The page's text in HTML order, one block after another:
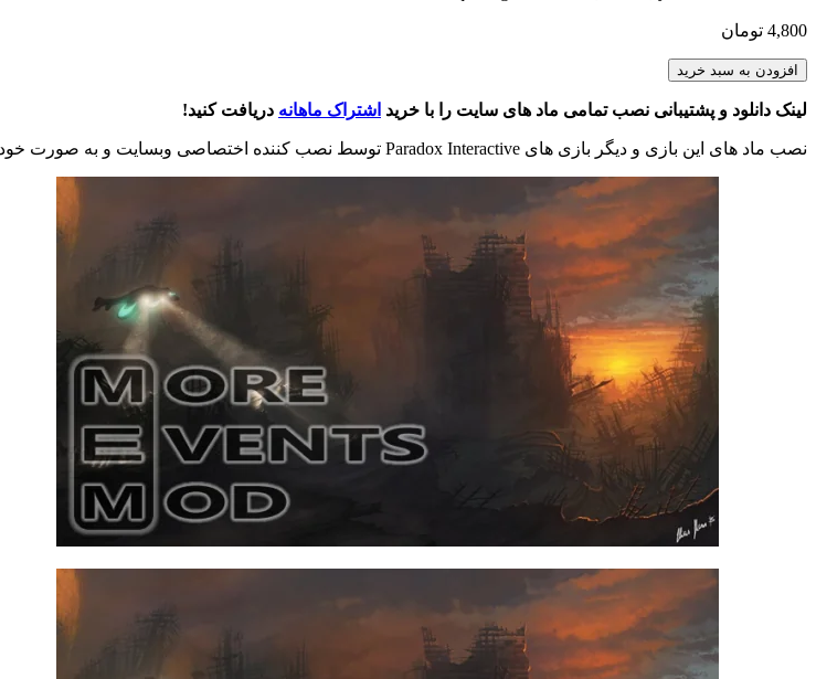
4,800 تومان
More
Events
Mod
افزودن به سبد خرید
لینک دانلود و پشتیبانی نصب تمامی ماد های سایت را با خرید اشتراک ماهانه دریافت کنید!
نصب ماد های این بازی و دیگر بازی های Paradox Interactive توسط نصب کننده اختصاصی وبسایت و به صورت خودکار انجام می شود. در صورت مشاهده اشکال در ماد اینستالر با پشتیبانی تماس بگیرید.